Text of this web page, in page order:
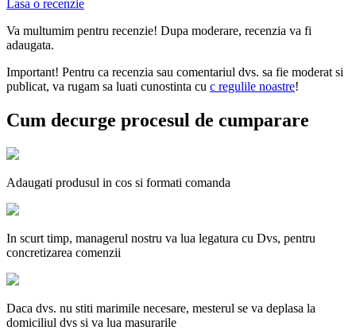
Lasa o recenzie
Va multumim pentru recenzie! Dupa moderare, recenzia va fi
adaugata.
Important! Pentru ca recenzia sau comentariul dvs. sa fie moderat si
publicat, va rugam sa luati cunostinta cu с regulile noastre!
Cum decurge procesul de cumparare
Adaugati produsul in cos si formati comanda
In scurt timp, managerul nostru va lua legatura cu Dvs, pentru
concretizarea comenzii
Daca dvs. nu stiti marimile necesare, mesterul se va deplasa la
domiciliul dvs si va lua masurarile